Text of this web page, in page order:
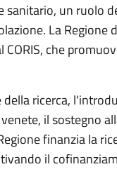
un ruolo
La Regione
che
ricerca,
il sostegno
finanzia la
il